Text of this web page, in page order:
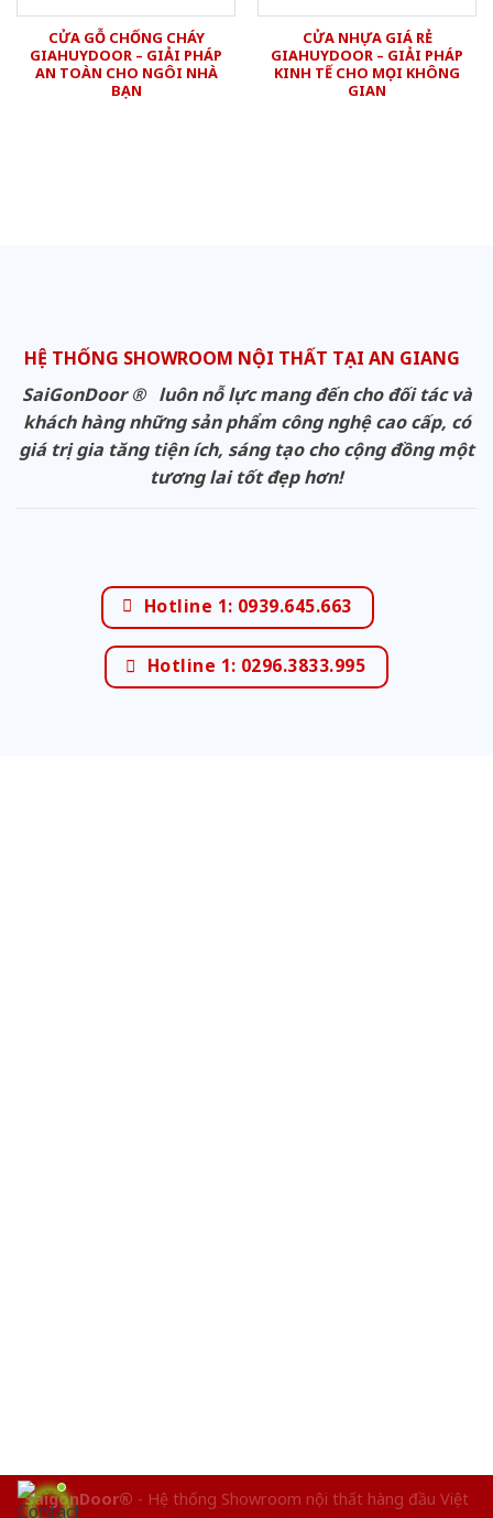
CỬA GỖ CHỐNG CHÁY
GIAHUYDOOR – GIẢI PHÁP
AN TOÀN CHO NGÔI NHÀ
BẠN
CỬA NHỰA GIÁ RẺ
GIAHUYDOOR – GIẢI PHÁP
KINH TẾ CHO MỌI KHÔNG
GIAN
HỆ THỐNG SHOWROOM NỘI THẤT TẠI AN GIANG
SaiGonDoor ® luôn nỗ lực mang đến cho đối tác và
khách hàng những sản phẩm công nghệ cao cấp, có
giá trị gia tăng tiện ích, sáng tạo cho cộng đồng một
tương lai tốt đẹp hơn!
Hotline 1: 0939.645.663
Hotline 1: 0296.3833.995
SaigonDoor® - Hệ thống Showroom nội thất hàng đầu Việt